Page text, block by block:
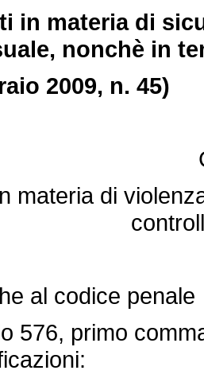
in materia di
nonchè in
2009, n. 45)
materia di
al codice penale
primo